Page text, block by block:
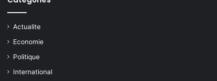
Actualite
Economie
Politique
International